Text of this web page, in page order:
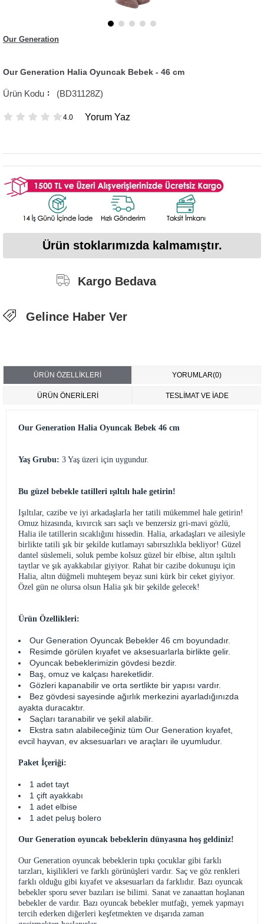
Our Generation
Our Generation Halia Oyuncak Bebek - 46 cm
(BD31128Z)
4.0 Yorum Yaz
Ürün stoklarımızda kalmamıştır.
Kargo Bedava
Gelince Haber Ver
ÜRÜN ÖZELLIKLERI YORUMLAR(0)
ÜRÜN ÖNERILERI TESLİMAT VE İADE
Our Generation Halia Oyuncak Bebek 46 cm
Yaş Grubu: 3 Yaş üzeri için uygundur.
Bu güzel bebekle tatilleri ışıltılı hale getirin!
Işıltılar, cazibe ve iyi arkadaşlarla her tatili mükemmel hale getirin!
Omuz hizasında, kıvırcık sarı saçlı ve benzersiz gri-mavi gözlü,
Halia ile tatillerin sıcaklığını hissedin. Halia, arkadaşları ve ailesiyle
birlikte tatili şık bir şekilde kutlamayı sabırsızlıkla bekliyor! Güzel
dantel süslemeli, soluk pembe kolsuz güzel bir elbise, altın ışıltılı
taytlar ve şık ayakkabılar giyiyor. Rahat bir cazibe dokunuşu için
Halia, altın düğmeli muhteşem beyaz suni kürk bir ceket giyiyor.
Özel gün ne olursa olsun Halia şık bir şekilde gelecek!
Ürün Özellikleri:
Our Generation Oyuncak Bebekler 46 cm boyundadır.
Resimde görülen kıyafet ve aksesuarlarla birlikte gelir.
Oyuncak bebeklerimizin gövdesi bezdir.
Baş, omuz ve kalçası hareketlidir.
Gözleri kapanabilir ve orta sertlikte bir yapısı vardır.
Bez gövdesi sayesinde ağırlık merkezini ayarladığınızda
ayakta duracaktır.
Saçları taranabilir ve şekil alabilir.
Ekstra satın alabileceğiniz tüm Our Generation kıyafet,
evcil hayvan, ev aksesuarları ve araçları ile uyumludur.
Paket İçeriği:
1 adet tayt
1 çift ayakkabı
1 adet elbise
1 adet peluş bolero
Our Generation oyuncak bebeklerin dünyasına hoş geldiniz!
Our Generation oyuncak bebeklerin tıpkı çocuklar gibi farklı
tarzları, kişilikleri ve farklı görünüşleri vardır. Saç ve göz renkleri
farklı olduğu gibi kıyafet ve aksesuarları da farklıdır. Bazı oyuncak
bebekler sporu sever bazıları ise bilimi. Sanat ve zanaattan hoşlanan
bebekler de vardır. Bazı oyuncak bebekler mutfağı, yemek yapmayı
tercih ederken diğerleri keşfetmekten ve dışarıda zaman